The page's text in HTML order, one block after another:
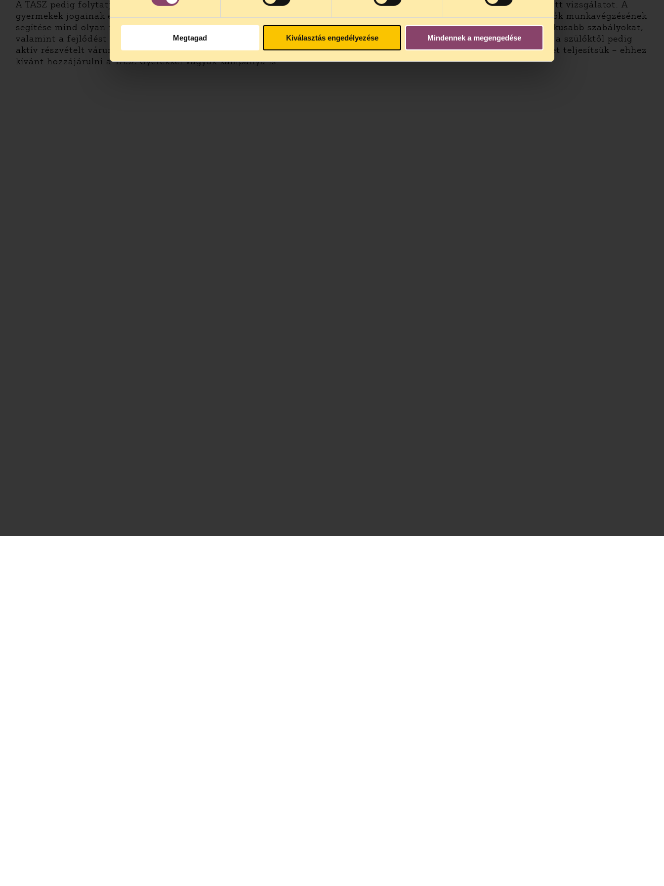
Megtagad Kiválasztás engedélyezése Mindennek a megengedése
A TASZ pedig folytatja a munkát: rendszeres időközönként, szükség szerint új eszközökkel megismétli a most lefolytatott vizsgálatot. A
gyermekek jogainak érvényesülése, a hatékonyabb és emberségesebb gyógyítás szempontjai, az egészségügyben dolgozók munkavégzésének
segítése mind olyan feladatok, melyek összefogást, közös részvételt igényelnek. A döntéshozóktól pontosabb és empatikusabb szabályokat,
valamint a fejlődést segítő finanszírozást, a kórházak munkatársaitól a gyerekbarát szemlélethez igazodó gyakorlatot, a szülőktől pedig
aktív részvételt várunk. Évtizedes, közös adósságunk a gyerekek felé, hogy a nemzetközileg is vállalt kötelezettségeinket teljesítsük – ehhez
kívánt hozzájárulni a TASZ Gyerekkel vagyok kampánya is.